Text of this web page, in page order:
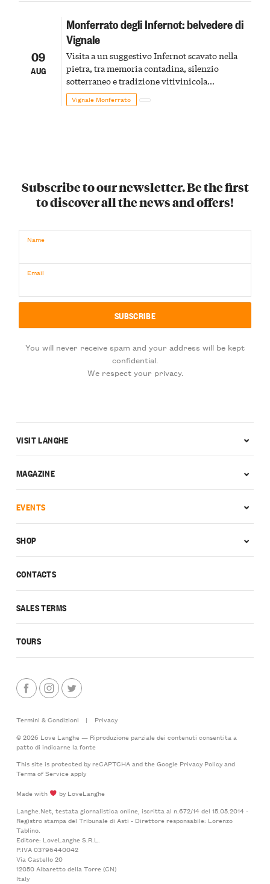
09
AUG
Monferrato degli Infernot: belvedere di
Vignale
Visita a un suggestivo Infernot scavato nella
pietra, tra memoria contadina, silenzio
sotterraneo e tradizione vitivinicola
monferrina
Vignale Monferrato
Subscribe to our newsletter. Be the first
to discover all the news and offers!
Name
Email
You will never receive spam and your address will be kept
confidential.
We respect your privacy.
CONTACTS
SALES TERMS
TOURS
VISIT LANGHE
MAGAZINE
EVENTS
SHOP
Termini & Condizioni |
Privacy
© 2026 Love Langhe — Riproduzione parziale dei contenuti consentita a
patto di indicarne la fonte
This site is protected by reCAPTCHA and the Google Privacy Policyand
Terms of Serviceapply
Made with
by LoveLanghe
Langhe.Net, testata giornalistica online, iscritta al n.672/14 del 15.05.2014 -
Registro stampa del Tribunale di Asti - Direttore responsabile: Lorenzo
Tablino.
Editore: LoveLanghe S.R.L.
P.IVA 03796440042
Via Castello 20
12050 Albaretto della Torre (CN)
Italy